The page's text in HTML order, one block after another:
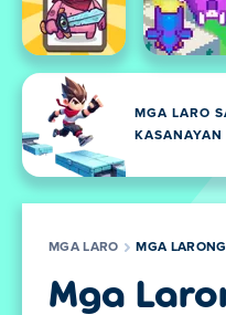
MGA LARO
KASANAYAN
MGA LARO MGA
Mga